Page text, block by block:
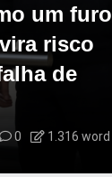
um furo
risco
de
0 1.316 word